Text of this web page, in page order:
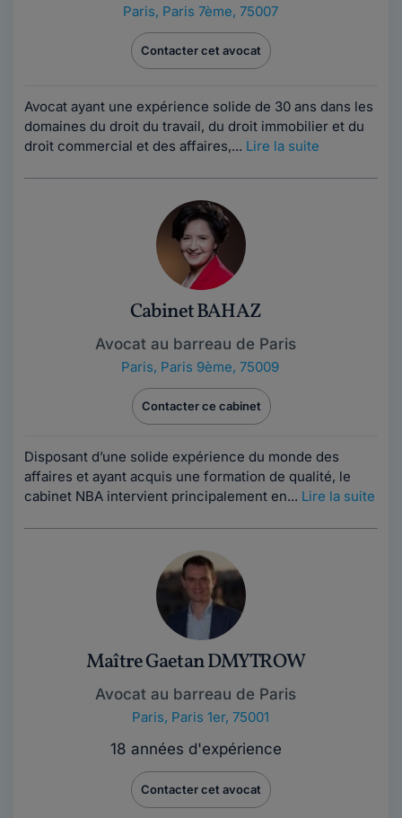
Paris, Paris 7ème, 75007
Contacter cet avocat
Avocat ayant une expérience solide de 30 ans dans les
domaines du droit du travail, du droit immobilier et du
droit commercial et des affaires,... Lire la suite
Cabinet BAHAZ
Avocat au barreau de Paris
Paris, Paris 9ème, 75009
Contacter ce cabinet
Disposant d’une solide expérience du monde des
affaires et ayant acquis une formation de qualité, le
cabinet NBA intervient principalement en... Lire la suite
Maître Gaetan DMYTROW
Avocat au barreau de Paris
Paris, Paris 1er, 75001
18 années d'expérience
Contacter cet avocat